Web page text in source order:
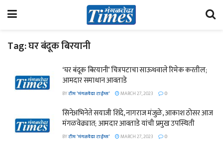
Tag:घर बंदूक बिरयानी
‘घर बंदूक बिरयानी’ चित्रपटाचा साऊथवाले रिमेक करतील;
आमदार समाधान आवताडे
BYटीम 'मंगळवेढा टाईम्स' MARCH 27, 2023 0
सिनेअभिनेते सयाजी शिंदे, नागराज मंजुळे, आकाश ठोसर आज
मंगळवेढ्यात; आमदार आवताडे यांची प्रमुख उपस्थिती
BYटीम 'मंगळवेढा टाईम्स' MARCH 27, 2023 0